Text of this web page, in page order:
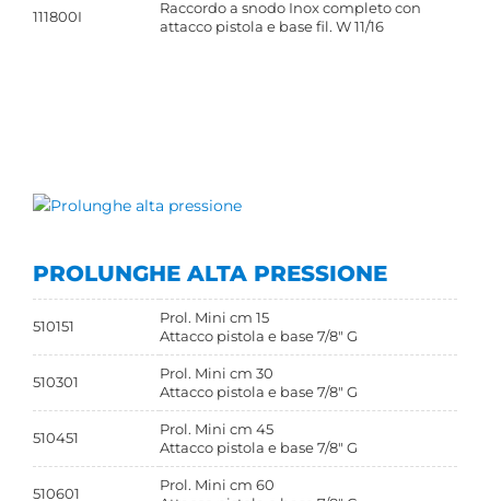
111800I
Raccordo a snodo Inox completo con
attacco pistola e base fil. W 11/16
PROLUNGHE ALTA PRESSIONE
510151
Prol. Mini cm 15
Attacco pistola e base 7/8" G
510301
Prol. Mini cm 30
Attacco pistola e base 7/8" G
510451
Prol. Mini cm 45
Attacco pistola e base 7/8" G
510601
Prol. Mini cm 60